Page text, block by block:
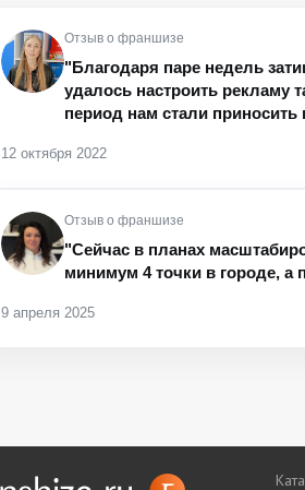
Отзыв о франшизе
"Благодаря паре недель
удалось настроить рекламу
период нам стали приносить
12 октября 2022
Отзыв о франшизе
"Сейчас в планах
минимум 4 точки в городе, а
9 апреля 2025